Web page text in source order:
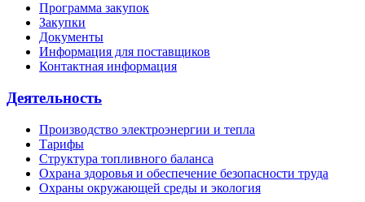
Программа закупок
Закупки
Документы
Информация для поставщиков
Контактная информация
Деятельность
Производство электроэнергии и тепла
Тарифы
Структура топливного баланса
Охрана здоровья и обеспечение безопасности труда
Охраны окружающей среды и экология